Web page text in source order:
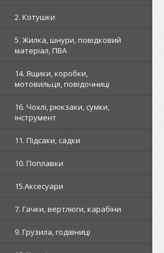
2. Котушки
5. Жилка, шнури, повідковий
матеріал, ПВА
14. Ящики, коробки,
мотовильця, повідочниці
16. Чохлі, рюкзаки, сумки,
інструмент
11. Підсаки, садки
10. Поплавки
15.Аксесуари
7. Гачки, вертлюги, карабіни
9. Грузила, годівниці